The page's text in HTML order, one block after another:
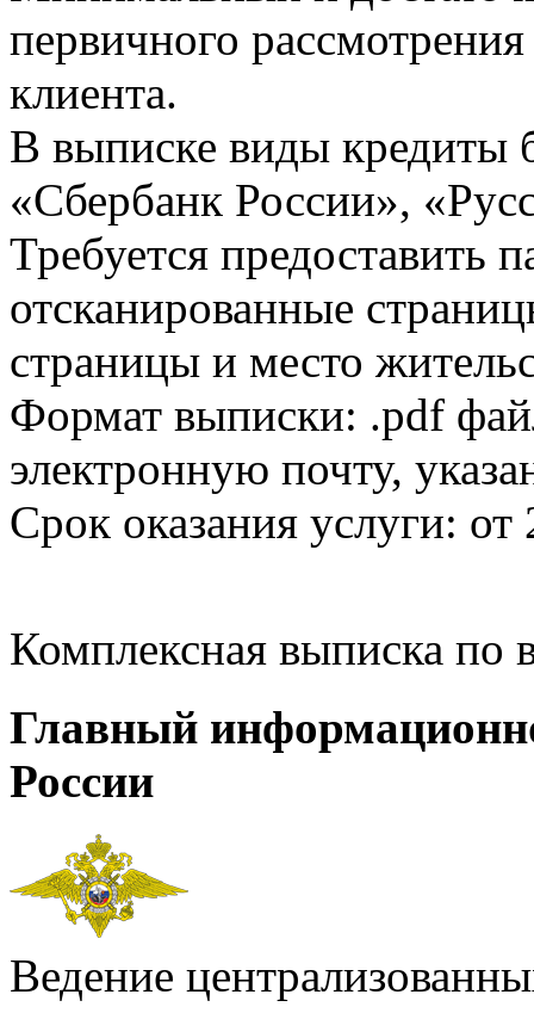
первичного
клиента.
В выписке виды кредиты
«Сбербанк России»,
Требуется предоставить
отсканированные
страницы и место
Формат выписки: .pdf
электронную почту,
Срок оказания услуги: от
Комплексная выписка
Главный
России
Ведение